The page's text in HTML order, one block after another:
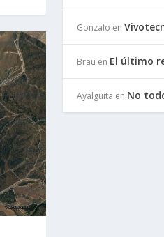
Gonzalo en
Brau en El último
Ayalguita en No